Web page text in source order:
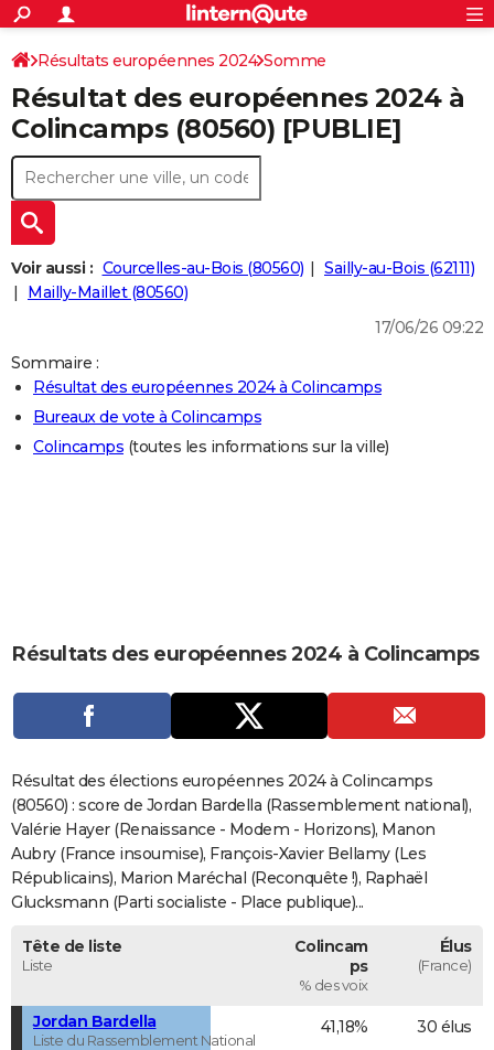
ACTUALITÉS
Politique
Société
Faits Divers
Education
Monde
Villes
+
SPORT
Coupe du monde 2026
Football
Tennis
Cyclisme
Rugby
Forum
CULTURE
Programme TV
TNT
Streaming
Cinéma
Sorties cinéma
Musique
+
FINANCE
Retraite
Impôts
Epargne
Immobilier
Risques naturels par ville
Banque
Assurance
Crédit
AUTO
Essais
Réserver un essai
Citadines
Berlines
SUV
Forum auto
+
HIGH-TECH
Mobiles
Meilleur smartphone
Internet
Ordinateurs
Jeux vidéo
Guide high-tech
BRICOLAGE
Guides de France
Escapades
Patrimoine
Expositions
Musées
Week-end nature
LIFESTYLE
Art de vivre
Bien-être
Loisirs
Mode
Modes de vie
CARTE DE VOEUX
Carte de Noël
Carte Bonne année
Carte Saint-Valentin
Carte Pâques
Carte d'anniversaire
DICTIONNAIRE
Dictionnaire
Biographies
Citations
Expressions
Proverbes
PROGRAMME TV
COPAINS D'AVANT
S'inscrire
Se connecter
Lycées
Collèges
Primaires
Universités
Entreprises
Service militaire
Avis de recherche
AVIS DE DÉCÈS
FORUM
S'inscrire
Connexion
Résultats européennes 2024 Somme
Résultat des européennes 2024 à
Colincamps (80560) [PUBLIE]
Voir aussi : Courcelles-au-Bois (80560)
Sailly-au-Bois (62111)
Mailly-Maillet (80560)
17/06/26 09:22
Sommaire :
Résultat des européennes 2024 à Colincamps
Bureaux de vote à Colincamps
Colincamps (toutes les informations sur la ville)
Résultats des européennes 2024 à Colincamps
Résultat des élections européennes 2024 à Colincamps
(80560) : score de Jordan Bardella (Rassemblement national),
Valérie Hayer (Renaissance - Modem - Horizons), Manon
Aubry (France insoumise), François-Xavier Bellamy (Les
Républicains), Marion Maréchal (Reconquête !), Raphaël
Glucksmann (Parti socialiste - Place publique)...
Tête de liste
Liste
Colincam
ps
% des voix
Élus
(France)
Jordan Bardella
Liste du Rassemblement National
41,18% 30 élus